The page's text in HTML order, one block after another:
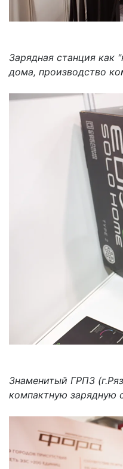
Зарядная станция как
дома, производство
Знаменитый ГРПЗ
компактную зарядную